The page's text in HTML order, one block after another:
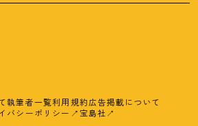
執筆者一覧利用規約広告掲載について
バシーポリシー 宝島社